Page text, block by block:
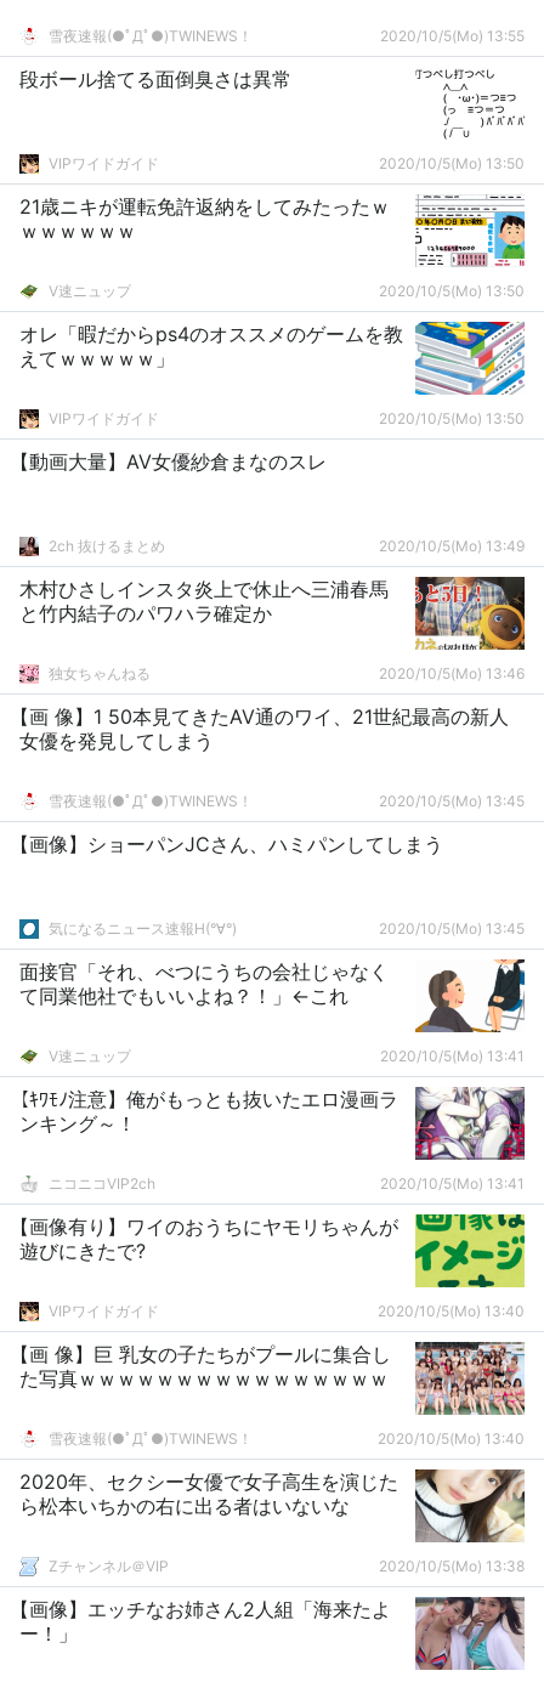
雪夜速報(●ﾟДﾟ●)TWINEWS！ 2020/10/5(Mo) 13:55
段ボール捨てる面倒臭さは異常
VIPワイドガイド 2020/10/5(Mo) 13:50
21歳ニキが運転免許返納をしてみたったｗ
ｗｗｗｗｗｗ
V速ニュップ 2020/10/5(Mo) 13:50
オレ「暇だからps4のオススメのゲームを教
えてｗｗｗｗｗ」
VIPワイドガイド 2020/10/5(Mo) 13:50
【動画大量】AV女優紗倉まなのスレ
2ch 抜けるまとめ 2020/10/5(Mo) 13:49
木村ひさしインスタ炎上で休止へ三浦春馬
と竹内結子のパワハラ確定か
独女ちゃんねる 2020/10/5(Mo) 13:46
【画 像】1 50本見てきたAV通のワイ、21世紀最高の新人
女優を発見してしまう
雪夜速報(●ﾟДﾟ●)TWINEWS！ 2020/10/5(Mo) 13:45
【画像】ショーパンJCさん、ハミパンしてしまう
気になるニュース速報H(°∀°) 2020/10/5(Mo) 13:45
面接官「それ、べつにうちの会社じゃなく
て同業他社でもいいよね？！」←これ
V速ニュップ 2020/10/5(Mo) 13:41
【ｷﾜﾓﾉ注意】俺がもっとも抜いたエロ漫画ラ
ンキング～！
ニコニコVIP2ch 2020/10/5(Mo) 13:41
【画像有り】ワイのおうちにヤモリちゃんが
遊びにきたで?
VIPワイドガイド 2020/10/5(Mo) 13:40
【画 像】巨 乳女の子たちがプールに集合し
た写真ｗｗｗｗｗｗｗｗｗｗｗｗｗｗｗｗ
雪夜速報(●ﾟДﾟ●)TWINEWS！ 2020/10/5(Mo) 13:40
2020年、セクシー女優で女子高生を演じた
ら松本いちかの右に出る者はいないな
Zチャンネル＠VIP 2020/10/5(Mo) 13:38
【画像】エッチなお姉さん2人組「海来たよ
ー！」